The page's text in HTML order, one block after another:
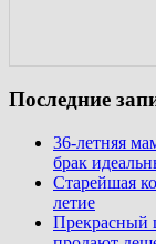
Последние
36-летняя
брак
Старейшая
летие
Прекрасный